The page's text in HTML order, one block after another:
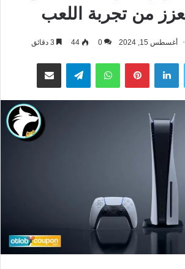
أغسطس 15, 2024 0
44
تويتر لينكدإن بينتيريستواتساب تيلقرام مشاركة عبر البريد